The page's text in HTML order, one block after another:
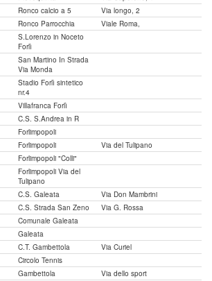
Ronco calcio a 5
Via longo, 2
Ronco Parrocchia
Viale Roma,
S.Lorenzo in Noceto
Forlì
San Martino In Strada
Via Monda
Stadio Forlì sintetico
nr.4
Villafranca Forlì
C.S. S.Andrea in R
Forlimpopoli
Forlimpopoli
Via del Tulipano
Forlimpopoli "Colli"
Forlimpopoli Via del
Tulipano
C.S. Galeata
Via Don Mambrini
C.S. Strada San Zeno
Via G. Rossa
Comunale Galeata
Galeata
C.T. Gambettola
Via Curiel
Circolo Tennis
Gambettola
Via dello sport